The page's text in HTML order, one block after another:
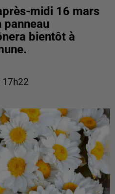
midi 16 mars
bientôt à
17h22